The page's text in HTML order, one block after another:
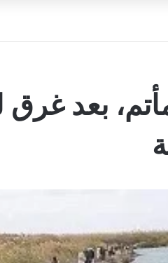
بعد